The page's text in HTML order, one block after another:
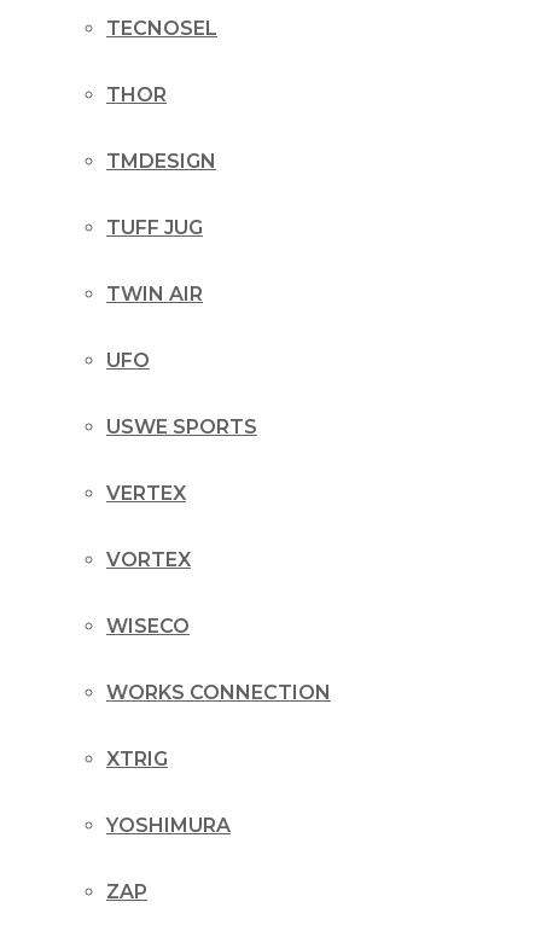
TECNOSEL
THOR
TMDESIGN
TUFF JUG
TWIN AIR
UFO
USWE SPORTS
VERTEX
VORTEX
WISECO
WORKS CONNECTION
XTRIG
YOSHIMURA
ZAP